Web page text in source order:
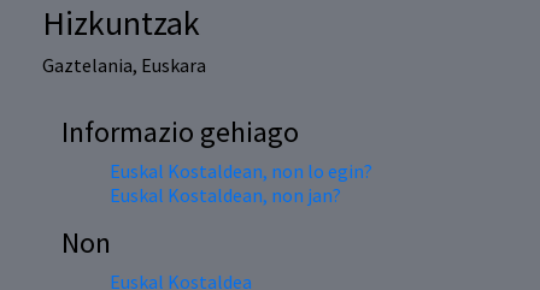
Hizkuntzak
Gaztelania, Euskara
Informazio gehiago
Euskal Kostaldean, non lo egin?
Euskal Kostaldean, non jan?
Non
Euskal Kostaldea